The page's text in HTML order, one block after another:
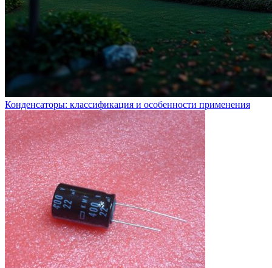
Конденсаторы: классификация и особенности применения